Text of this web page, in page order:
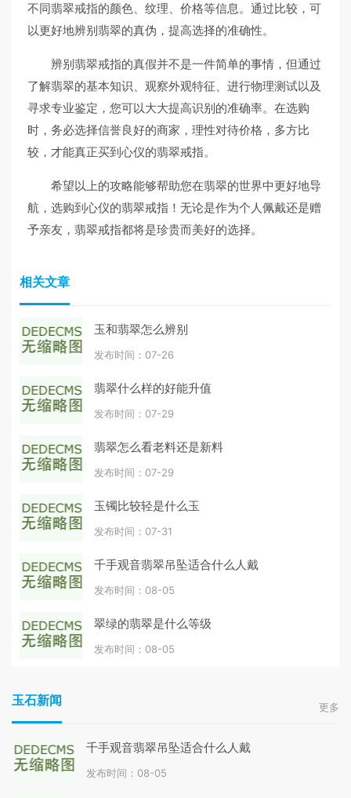
不同翡翠戒指的颜色、纹理、价格等信息。通过比较，可
以更好地辨别翡翠的真伪，提高选择的准确性。
辨别翡翠戒指的真假并不是一件简单的事情，但通过
了解翡翠的基本知识、观察外观特征、进行物理测试以及
寻求专业鉴定，您可以大大提高识别的准确率。在选购
时，务必选择信誉良好的商家，理性对待价格，多方比
较，才能真正买到心仪的翡翠戒指。
希望以上的攻略能够帮助您在翡翠的世界中更好地导
航，选购到心仪的翡翠戒指！无论是作为个人佩戴还是赠
予亲友，翡翠戒指都将是珍贵而美好的选择。
相关文章
玉和翡翠怎么辨别
发布时间：07-26
翡翠什么样的好能升值
发布时间：07-29
翡翠怎么看老料还是新料
发布时间：07-29
玉镯比较轻是什么玉
发布时间：07-31
千手观音翡翠吊坠适合什么人戴
发布时间：08-05
翠绿的翡翠是什么等级
发布时间：08-05
玉石新闻 更多
千手观音翡翠吊坠适合什么人戴
发布时间：08-05